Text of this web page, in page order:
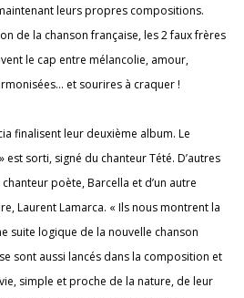
leurs propres compositions.
de la chanson française, les 2 faux frères
le cap entre mélancolie, amour,
et sourires à craquer !
finalisent leur deuxième album. Le
est sorti, signé du chanteur Tété. D’autres
poète, Barcella et d’un autre
Laurent Lamarca. « Ils nous montrent la
suite logique de la nouvelle chanson
sont aussi lancés dans la composition et
simple et proche de la nature, de leur